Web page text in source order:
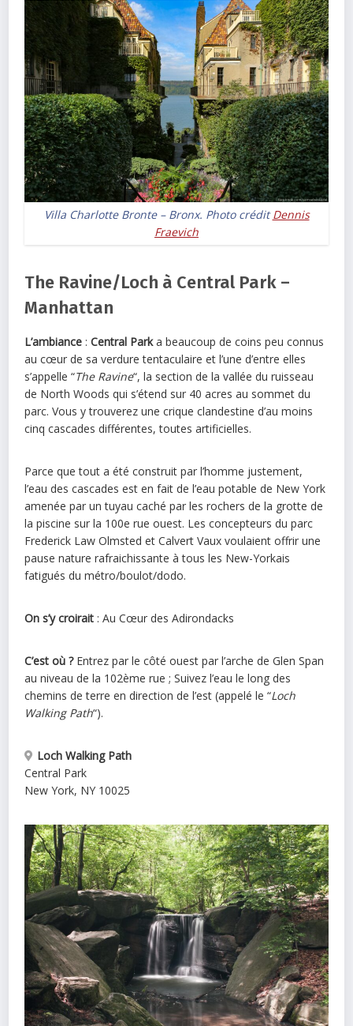
Villa Charlotte Bronte – Bronx. Photo créditDennis
Fraevich
The Ravine/Loch à Central Park –
Manhattan
L’ambiance :Central Parka beaucoup de coins peu connus
au cœur de sa verdure tentaculaire et l’une d’entre elles
s’appelle “The Ravine“, la section de la vallée du ruisseau
de North Woods qui s’étend sur 40 acres au sommet du
parc. Vous y trouverez une crique clandestine d’au moins
cinq cascades différentes, toutes artificielles.
Parce que tout a été construit par l’homme justement,
l’eau des cascades est en fait de l’eau potable de New York
amenée par un tuyau caché par les rochers de la grotte de
la piscine sur la 100e rue ouest. Les concepteurs du parc
Frederick Law Olmsted et Calvert Vaux voulaient offrir une
pause nature rafraichissante à tous les New-Yorkais
fatigués du métro/boulot/dodo.
On s’y croirait : Au Cœur des Adirondacks
C’est où ?Entrez par le côté ouest par l’arche de Glen Span
au niveau de la 102ème rue ; Suivez l’eau le long des
chemins de terre en direction de l’est (appelé le “Loch
Walking Path“).
Loch Walking Path
Central Park
New York, NY 10025